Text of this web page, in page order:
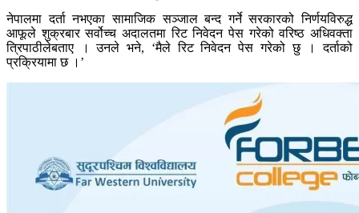
नेपालमा दर्ता नभएका सामाजिक सञ्जाल बन्द गर्ने सरकारको निर्णयविरुद्ध
आफूले शुक्रबार सर्वोच्च अदालतमा रिट निवेदन पेस गरेको वरिष्ठ अधिवक्ता
त्रिपाठीलेबताए । उनले भने, ‘मैले रिट निवेदन पेस गरेको छु । दर्ताको
प्रक्रियामा छ ।’